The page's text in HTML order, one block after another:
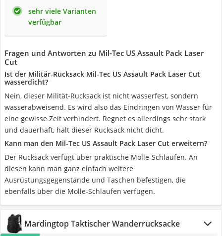
sehr viele Varianten
verfügbar
Fragen und Antworten zu Mil-Tec US Assault Pack Laser
Cut
Ist der Militär-Rucksack Mil-Tec US Assault Pack Laser Cut
wasserdicht?
Nein, dieser Milität-Rucksack ist nicht wasserfest, sondern
wasserabweisend. Es wird also das Eindringen von Wasser für
eine gewisse Zeit verhindert. Regnet es allerdings sehr stark
und dauerhaft, hält dieser Rucksack nicht dicht.
Kann man den Mil-Tec US Assault Pack Laser Cut erweitern?
Der Rucksack verfügt über praktische Molle-Schlaufen. An
diesen kann man ganz einfach weitere
Ausrüstungsgegenstände und Taschen befestigen, die
ebenfalls über die Molle-Schlaufen verfügen.
Mardingtop Taktischer Wanderrucksacke